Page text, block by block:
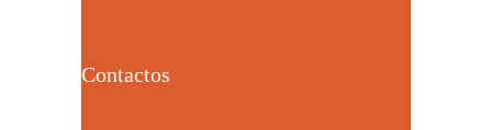
Contactos